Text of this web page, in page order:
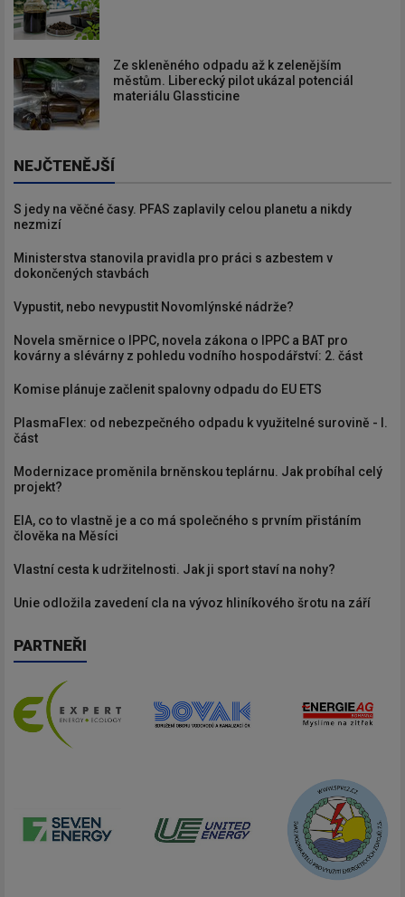
Ze skleněného odpadu až k zelenějším
městům. Liberecký pilot ukázal potenciál
materiálu Glassticine
NEJČTENĚJŠÍ
S jedy na věčné časy. PFAS zaplavily celou planetu a nikdy
nezmizí
Ministerstva stanovila pravidla pro práci s azbestem v
dokončených stavbách
Vypustit, nebo nevypustit Novomlýnské nádrže?
Novela směrnice o IPPC, novela zákona o IPPC a BAT pro
kovárny a slévárny z pohledu vodního hospodářství: 2. část
Komise plánuje začlenit spalovny odpadu do EU ETS
PlasmaFlex: od nebezpečného odpadu k využitelné surovině - I.
část
Modernizace proměnila brněnskou teplárnu. Jak probíhal celý
projekt?
EIA, co to vlastně je a co má společného s prvním přistáním
člověka na Měsíci
Vlastní cesta k udržitelnosti. Jak ji sport staví na nohy?
Unie odložila zavedení cla na vývoz hliníkového šrotu na září
PARTNEŘI